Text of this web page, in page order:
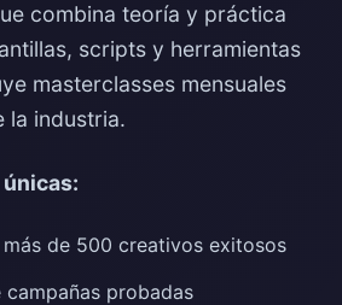
combina teoría y práctica
scripts y herramientas
masterclasses mensuales
la industria.
de 500 creativos exitosos
campañas probadas